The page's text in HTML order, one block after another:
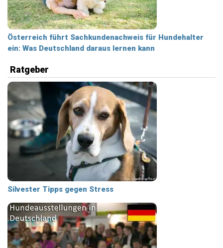
Österreich führt Sachkundenachweis für Hundehalter
ein: Was Deutschland daraus lernen kann
Ratgeber
Silvester Tipps gegen Stress